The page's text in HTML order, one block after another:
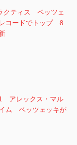
クティス ベッツェ
コードでトップ 8
アレックス・マル
ム ベッツェッキが